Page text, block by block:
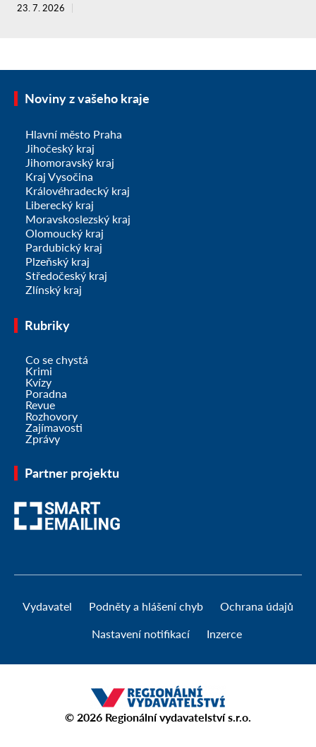
23. 7. 2026
Noviny z vašeho kraje
Hlavní město Praha
Jihočeský kraj
Jihomoravský kraj
Kraj Vysočina
Královéhradecký kraj
Liberecký kraj
Moravskoslezský kraj
Olomoucký kraj
Pardubický kraj
Plzeňský kraj
Středočeský kraj
Zlínský kraj
Rubriky
Co se chystá
Krimi
Kvízy
Poradna
Revue
Rozhovory
Zajímavosti
Zprávy
Partner projektu
Vydavatel Podněty a hlášení chyb Ochrana údajů
Nastavení notifikací Inzerce
© 2026 Regionální vydavatelství s.r.o.